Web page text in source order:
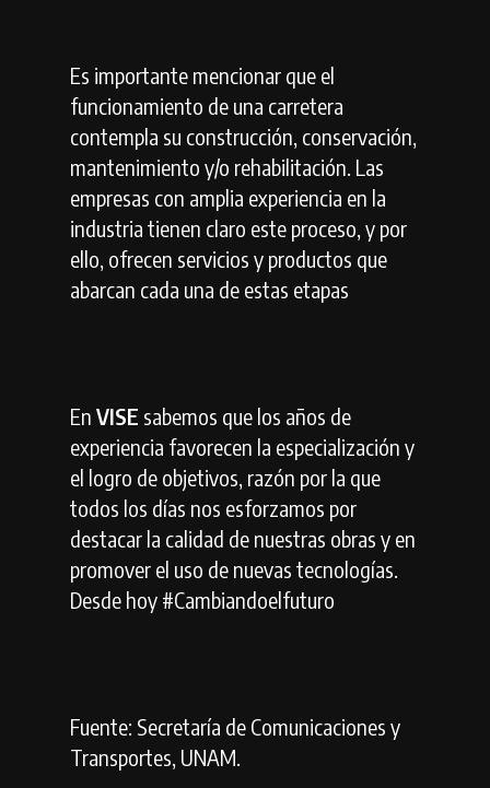
Es importante mencionar que el
funcionamiento de una carretera
contempla su construcción, conservación,
mantenimiento y/o rehabilitación. Las
empresas con amplia experiencia en la
industria tienen claro este proceso, y por
ello, ofrecen servicios y productos que
abarcan cada una de estas etapas
En VISE sabemos que los años de
experiencia favorecen la especialización y
el logro de objetivos, razón por la que
todos los días nos esforzamos por
destacar la calidad de nuestras obras y en
promover el uso de nuevas tecnologías.
Desde hoy #Cambiandoelfuturo
Fuente: Secretaría de Comunicaciones y
Transportes, UNAM.